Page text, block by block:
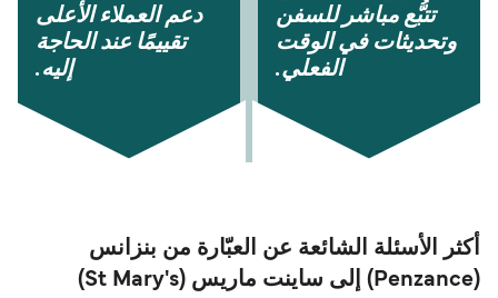
تتبُّع مباشر للسفن
وتحديثات في الوقت
الفعلي.
دعم العملاء الأعلى
تقييمًا عند الحاجة
إليه.
أكثر الأسئلة الشائعة عن العبّارة من بنزانس
(Penzance) إلى ساينت ماريس (St Mary's)